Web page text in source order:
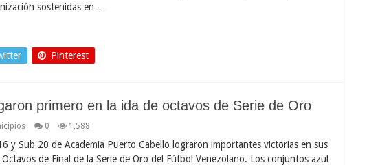
sostenidas en …
Pinterest
primero en la ida de octavos de Serie de Oro
0 1,588
y Sub 20 de Academia Puerto Cabello lograron importantes victorias en sus
de Final de la Serie de Oro del Fútbol Venezolano. Los conjuntos azul